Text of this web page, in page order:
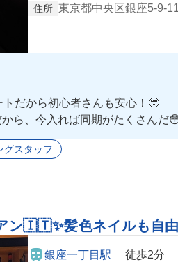
住所 東京都中央区銀座5-9-
だから初心者さんも安心！🥹
ら、今入れば同期がたくさんだ
よ！！
グスタッフ
ン🇮🇹✨髪色ネイルも自
銀座一丁目駅 徒歩2分